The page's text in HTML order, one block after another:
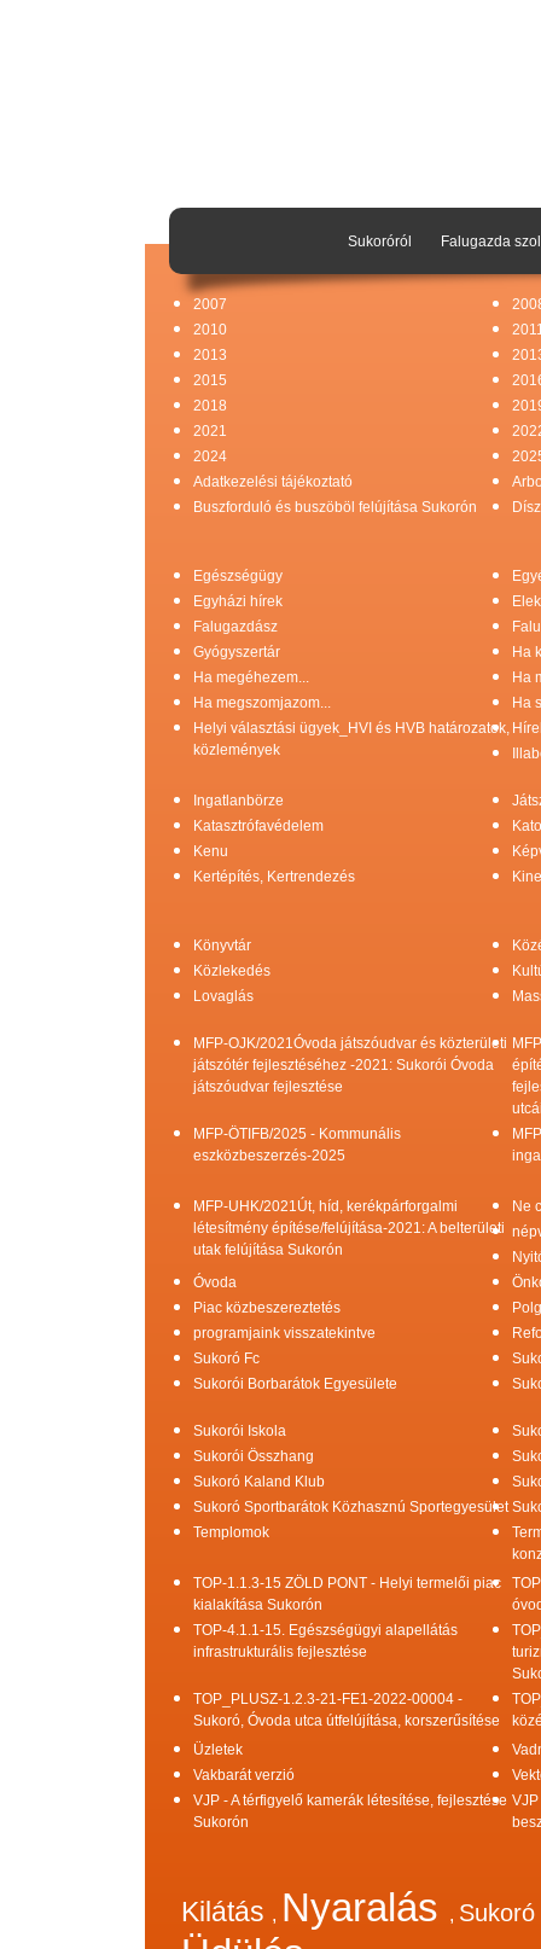
2007
2010
2013
2015
2018
2021
2024
Adatkezelési tájékoztató
Buszforduló és buszöböl felújítása Sukorón
Egészségügy
Egyházi hírek
Falugazdász
Gyógyszertár
Ha
Ha megéhezem...
Ha
Ha megszomjazom...
Ha
Helyi választási ügyek_HVI és HVB határozatok,
közlemények
Ingatlanbörze
Katasztrófavédelem
Kenu
Kertépítés, Kertrendezés
Könyvtár
Közlekedés
Lovaglás
MFP-OJK/2021Óvoda játszóudvar és közterületi
játszótér fejlesztéséhez -2021: Sukorói Óvoda
játszóudvar fejlesztése
MFP-ÖTIFB/2025 - Kommunális
eszközbeszerzés-2025
MFP-UHK/2021Út, híd, kerékpárforgalmi
létesítmény építése/felújítása-2021: A belterületi
utak felújítása Sukorón
Ne
Óvoda
Piac közbeszereztetés
programjaink visszatekintve
Sukoró Fc
Sukorói Borbarátok Egyesülete
Sukorói Iskola
Sukorói Összhang
Sukoró Kaland Klub
Sukoró Sportbarátok Közhasznú Sportegyesület
Templomok
TOP-1.1.3-15 ZÖLD PONT - Helyi termelői piac
kialakítása Sukorón
TOP-4.1.1-15. Egészségügyi alapellátás
infrastrukturális fejlesztése
TOP_PLUSZ-1.2.3-21-FE1-2022-00004 -
Sukoró, Óvoda utca útfelújítása, korszerűsítése
Üzletek
Vakbarát verzió
VJP - A térfigyelő kamerák létesítése, fejlesztése
Sukorón
Kilátás , Nyaralás , Sukoró
Sukoróról Falugazda